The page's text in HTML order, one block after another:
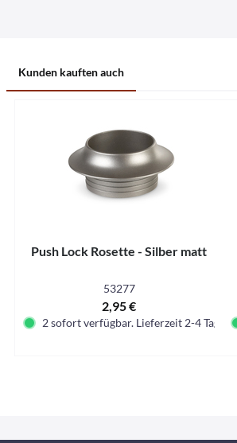
Kunden kauften auch
Push Lock Rosette - Silber matt
53277
2,95 €
2 sofort verfügbar. Lieferzeit 2-4 Tage.